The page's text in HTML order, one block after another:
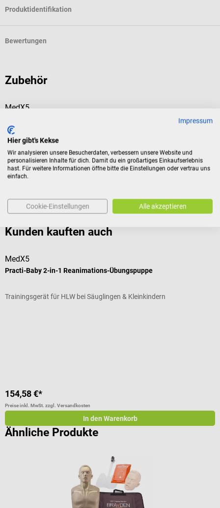
Produktidentifikation
Bewertungen
Zubehör
MedX5
Trainingsgerät für HLW bei Säuglingen & Kleinkindern
Preise inkl. MwSt. zzgl. Versandkosten
Kunden kauften auch
MedX5
Practi-Baby 2-in-1 Reanimations-Übungspuppe
Trainingsgerät für HLW bei Säuglingen & Kleinkindern
154,58 €*
Preise inkl. MwSt. zzgl. Versandkosten
In den Warenkorb
Ähnliche Produkte
Impressum
Hier gibt's Kekse
Wir analysieren unsere Besucherdaten, verbessern unsere Website und
personalisieren Inhalte für dich. Damit du ein großartiges Einkaufserlebnis
hast. Für weitere Informationen öffne bitte die Einstellungen oder vertrau uns
einfach.
Cookie-Einstellungen Alle akzeptieren